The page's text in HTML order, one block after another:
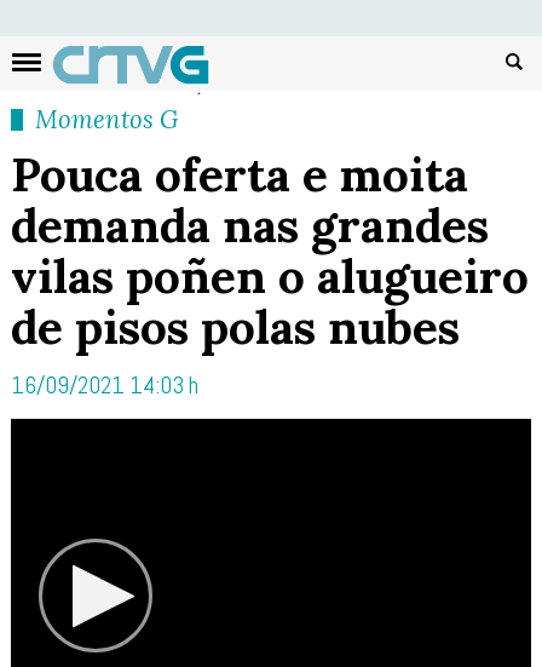
Momentos G
Pouca oferta e moita
demanda nas grandes
vilas poñen o alugueiro
de pisos polas nubes
16/09/2021 14:03 h